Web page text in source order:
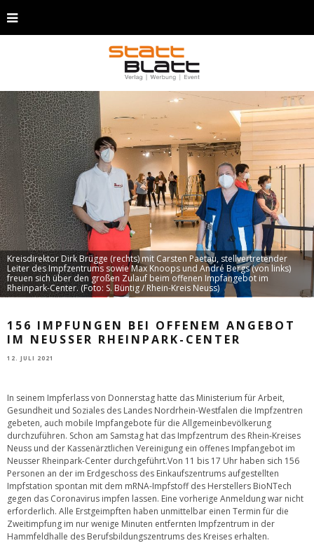
Kreisdirektor Dirk Brügge (rechts) mit Carsten Paetau, stellvertretender
Leiter des Impfzentrums sowie Max Knoops und André Bergs (von links)
freuen sich über den großen Zulauf beim offenen Impfangebot im
Rheinpark-Center. (Foto: S. Büntig / Rhein-Kreis Neuss)
156 IMPFUNGEN BEI OFFENEM ANGEBOT
IM NEUSSER RHEINPARK-CENTER
12. JULI 2021
In seinem Impferlass von Donnerstag hatte das Ministerium für Arbeit,
Gesundheit und Soziales des Landes Nordrhein-Westfalen die Impfzentren
gebeten, auch mobile Impfangebote für die Allgemeinbevölkerung
durchzuführen. Schon am Samstag hat das Impfzentrum des Rhein-Kreises
Neuss und der Kassenärztlichen Vereinigung ein offenes Impfangebot im
Neusser Rheinpark-Center durchgeführt.Von 11 bis 17 Uhr haben sich 156
Personen an der im Erdgeschoss des Einkaufszentrums aufgestellten
Impfstation spontan mit dem mRNA-Impfstoff des Herstellers BioNTech
gegen das Coronavirus impfen lassen. Eine vorherige Anmeldung war nicht
erforderlich. Alle Erstgeimpften haben unmittelbar einen Termin für die
Zweitimpfung im nur wenige Minuten entfernten Impfzentrum in der
Hammfeldhalle des Berufsbildungszentrums des Kreises erhalten.